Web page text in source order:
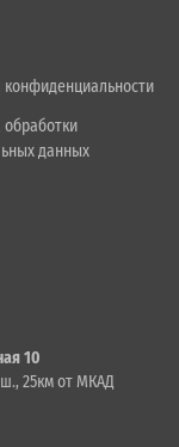
конфиденциальности
обработки
данных
10
25км от МКАД